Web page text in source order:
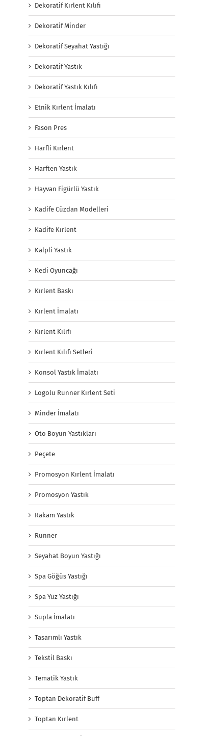
Dekoratif Kırlent Kılıfı
Dekoratif Minder
Dekoratif Seyahat Yastığı
Dekoratif Yastık
Dekoratif Yastık Kılıfı
Etnik Kırlent İmalatı
Fason Pres
Harfli Kırlent
Harften Yastık
Hayvan Figürlü Yastık
Kadife Cüzdan Modelleri
Kadife Kırlent
Kalpli Yastık
Kedi Oyuncağı
Kırlent Baskı
Kırlent İmalatı
Kırlent Kılıfı
Kırlent Kılıfı Setleri
Konsol Yastık İmalatı
Logolu Runner Kırlent Seti
Minder İmalatı
Oto Boyun Yastıkları
Peçete
Promosyon Kırlent İmalatı
Promosyon Yastık
Rakam Yastık
Runner
Seyahat Boyun Yastığı
Spa Göğüs Yastığı
Spa Yüz Yastığı
Supla İmalatı
Tasarımlı Yastık
Tekstil Baskı
Tematik Yastık
Toptan Dekoratif Buff
Toptan Kırlent